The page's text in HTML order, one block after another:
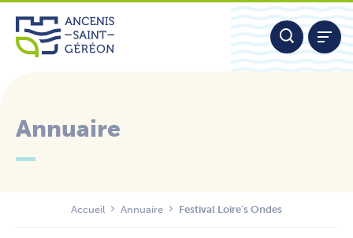
Aller
contenu
Annuaire
Accueil Annuaire Festival Loire’s Ondes
Panneau de gestion des cookies